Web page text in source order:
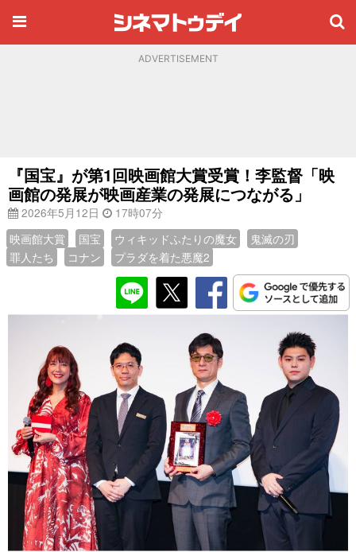
ADVERTISEMENT
『国宝』が第1回映画館大賞受賞！李監督「映
画館の発展が映画産業の発展につながる」
2026年5月12日
17時07分
映画館大賞
国宝 ウィキッドふたりの魔女
鬼滅の刃
罪人たち
コナン プラダを着た悪魔2